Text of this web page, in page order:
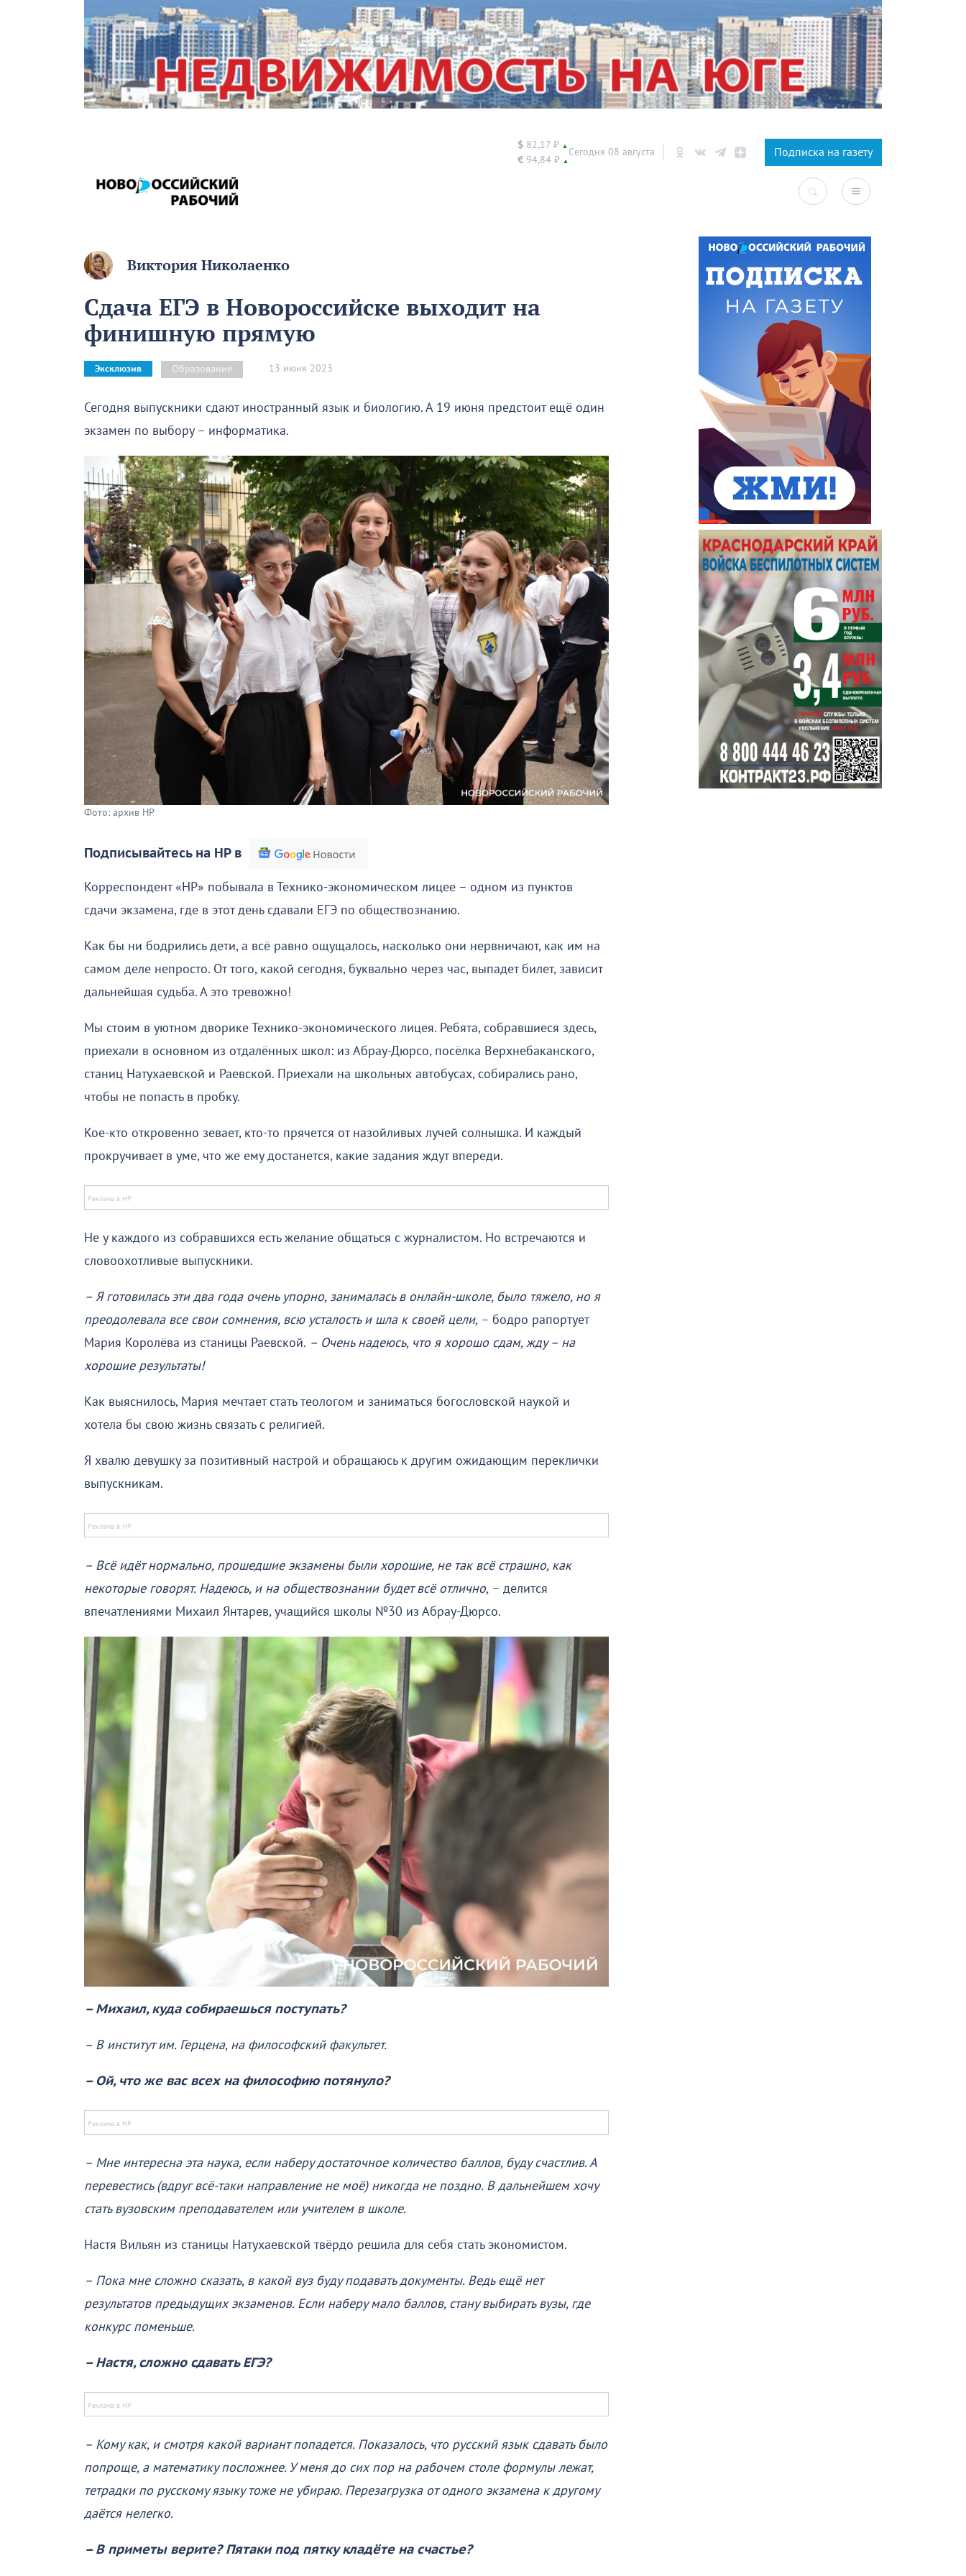
$ 82,17 ₽ ▲
€ 94,84 ₽ ▲
Сегодня 08 августа Подписка на газету
Виктория Николаенко
Сдача ЕГЭ в Новороссийске выходит на
финишную прямую
Эксклюзив Образование 13 июня 2023
Сегодня выпускники сдают иностранный язык и биологию. А 19 июня предстоит ещё один
экзамен по выбору – информатика.
Фото: архив НР
Подписывайтесь на НР в
Корреспондент «НР» побывала в Технико-экономическом лицее – одном из пунктов
сдачи экзамена, где в этот день сдавали ЕГЭ по обществознанию.
Как бы ни бодрились дети, а всё равно ощущалось, насколько они нервничают, как им на
самом деле непросто. От того, какой сегодня, буквально через час, выпадет билет, зависит
дальнейшая судьба. А это тревожно!
Мы стоим в уютном дворике Технико-экономического лицея. Ребята, собравшиеся здесь,
приехали в основном из отдалённых школ: из Абрау-Дюрсо, посёлка Верхнебаканского,
станиц Натухаевской и Раевской. Приехали на школьных автобусах, собирались рано,
чтобы не попасть в пробку.
Кое-кто откровенно зевает, кто-то прячется от назойливых лучей солнышка. И каждый
прокручивает в уме, что же ему достанется, какие задания ждут впереди.
Не у каждого из собравшихся есть желание общаться с журналистом. Но встречаются и
словоохотливые выпускники.
– Я готовилась эти два года очень упорно, занималась в онлайн-школе, было тяжело, но я
преодолевала все свои сомнения, всю усталость и шла к своей цели, – бодро рапортует
Мария Королёва из станицы Раевской. – Очень надеюсь, что я хорошо сдам, жду – на
хорошие результаты!
Как выяснилось, Мария мечтает стать теологом и заниматься богословской наукой и
хотела бы свою жизнь связать с религией.
Я хвалю девушку за позитивный настрой и обращаюсь к другим ожидающим переклички
выпускникам.
– Всё идёт нормально, прошедшие экзамены были хорошие, не так всё страшно, как
некоторые говорят. Надеюсь, и на обществознании будет всё отлично, – делится
впечатлениями Михаил Янтарев, учащийся школы №30 из Абрау-Дюрсо.
– Михаил, куда собираешься поступать?
– В институт им. Герцена, на философский факультет.
– Ой, что же вас всех на философию потянуло?
– Мне интересна эта наука, если наберу достаточное количество баллов, буду счастлив. А
перевестись (вдруг всё-таки направление не моё) никогда не поздно. В дальнейшем хочу
стать вузовским преподавателем или учителем в школе.
Настя Вильян из станицы Натухаевской твёрдо решила для себя стать экономистом.
– Пока мне сложно сказать, в какой вуз буду подавать документы. Ведь ещё нет
результатов предыдущих экзаменов. Если наберу мало баллов, стану выбирать вузы, где
конкурс поменьше.
– Настя, сложно сдавать ЕГЭ?
– Кому как, и смотря какой вариант попадется. Показалось, что русский язык сдавать было
попроще, а математику посложнее. У меня до сих пор на рабочем столе формулы лежат,
тетрадки по русскому языку тоже не убираю. Перезагрузка от одного экзамена к другому
даётся нелегко.
– В приметы верите? Пятаки под пятку кладёте на счастье?